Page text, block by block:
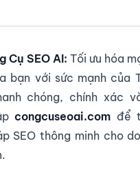
Cụ SEO AI: Tối ưu hóa
bạn với sức mạnh của
chóng, chính xác
congcuseoai.com để
SEO thông minh cho